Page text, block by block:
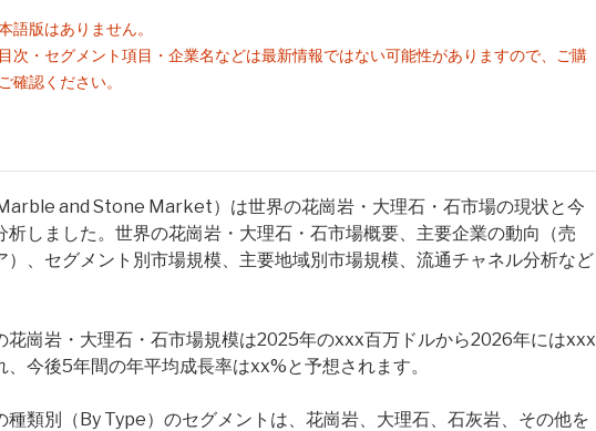
版はありません。
次・セグメント項目・企業名などは最新情報ではない可能性がありますので、ご購
確認ください。
and Stone Market）は世界の花崗岩・大理石・石市場の現状と今
析しました。世界の花崗岩・大理石・石市場概要、主要企業の動向（売
）、セグメント別市場規模、主要地域別市場規模、流通チャネル分析など
花崗岩・大理石・石市場規模は2025年のxxx百万ドルから2026年にはxxx
今後5年間の年平均成長率はxx%と予想されます。
種類別（By Type）のセグメントは、花崗岩、大理石、石灰岩、その他を